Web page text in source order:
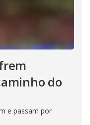
do
e passam por